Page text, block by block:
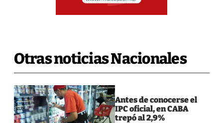
Otras noticias Nacionales
Antes de conocerse el
IPC oficial, en CABA
trepó al 2,9%